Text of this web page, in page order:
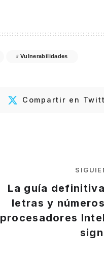
Vulnerabilidades
Compartir en
La guía
letras y
procesadores